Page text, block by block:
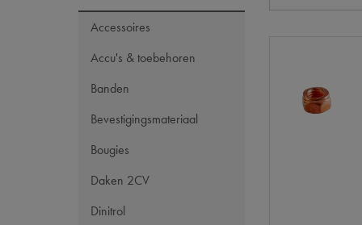
Accessoires
Accu's & toebehoren
Banden
Bevestigingsmateriaal
Bougies
Daken 2CV
Dinitrol